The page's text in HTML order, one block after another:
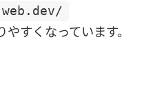
すくなっています。